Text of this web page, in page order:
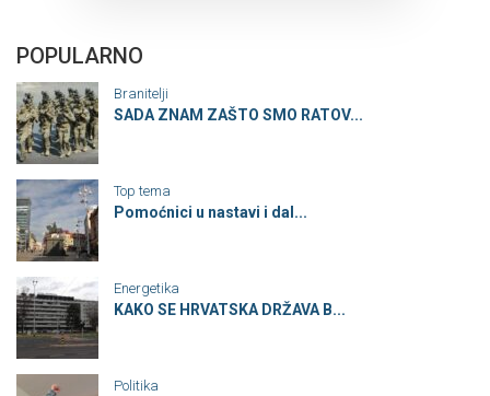
POPULARNO
Branitelji
SADA ZNAM ZAŠTO SMO RATOV...
Top tema
Pomoćnici u nastavi i dal...
Energetika
KAKO SE HRVATSKA DRŽAVA B...
Politika